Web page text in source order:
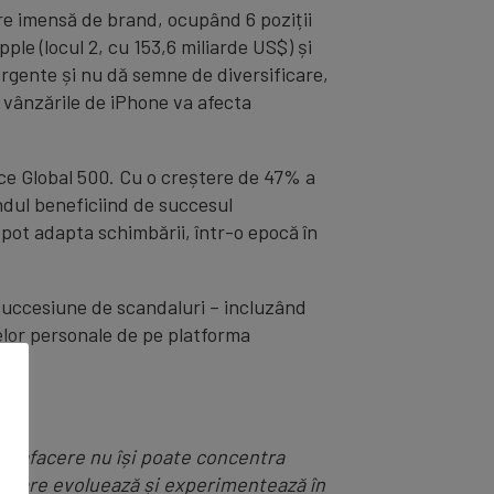
imensă de brand, ocupând 6 poziții
(locul 2, cu 153,6 miliarde US$) și
și nu dă semne de diversificare,
de iPhone va afecta
Global 500. Cu o creștere de 47% a
beneficiind de succesul
adapta schimbării, într-o epocă în
de scandaluri – incluzând
personale de pe platforma
afacere nu își poate concentra
evoluează și experimentează în